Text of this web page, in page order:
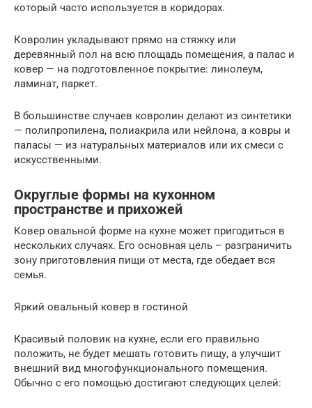
который часто используется в коридорах.
Ковролин укладывают прямо на стяжку или
деревянный пол на всю площадь помещения, а палас и
ковер — на подготовленное покрытие: линолеум,
ламинат, паркет.
В большинстве случаев ковролин делают из синтетики
— полипропилена, полиакрила или нейлона, а ковры и
паласы — из натуральных материалов или их смеси с
искусственными.
Округлые формы на кухонном
пространстве и прихожей
Ковер овальной форме на кухне может пригодиться в
нескольких случаях. Его основная цель – разграничить
зону приготовления пищи от места, где обедает вся
семья.
Яркий овальный ковер в гостиной
Красивый половик на кухне, если его правильно
положить, не будет мешать готовить пищу, а улучшит
внешний вид многофункционального помещения.
Обычно с его помощью достигают следующих целей: